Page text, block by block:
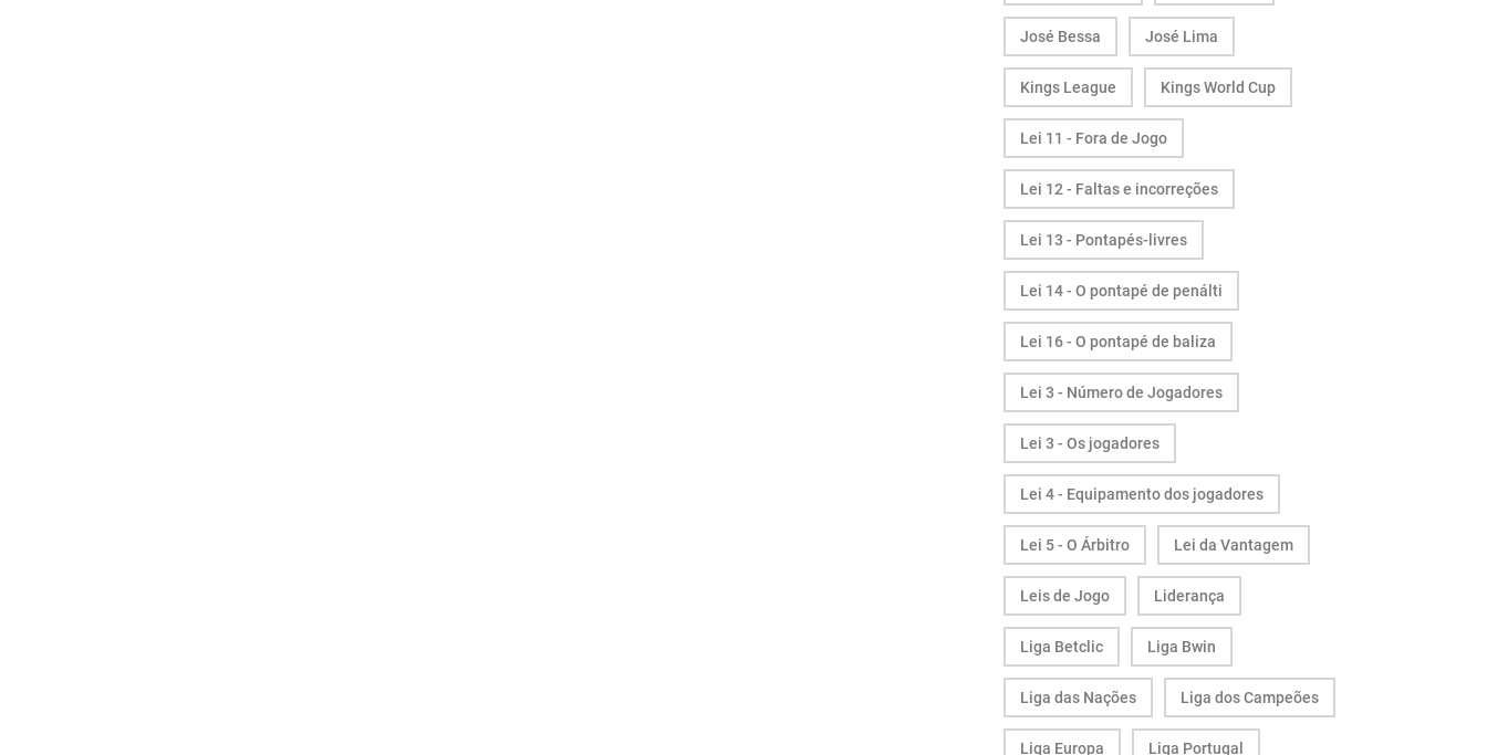
José Bessa José Lima
Kings League Kings World Cup
Lei 11 - Fora de Jogo
Lei 12 - Faltas e incorreções
Lei 13 - Pontapés-livres
Lei 14 - O pontapé de penálti
Lei 16 - O pontapé de baliza
Lei 3 - Número de Jogadores
Lei 3 - Os jogadores
Lei 4 - Equipamento dos jogadores
Lei 5 - O Árbitro Lei da Vantagem
Leis de Jogo Liderança
Liga Betclic Liga Bwin
Liga das Nações Liga dos Campeões
Liga Europa Liga Portugal